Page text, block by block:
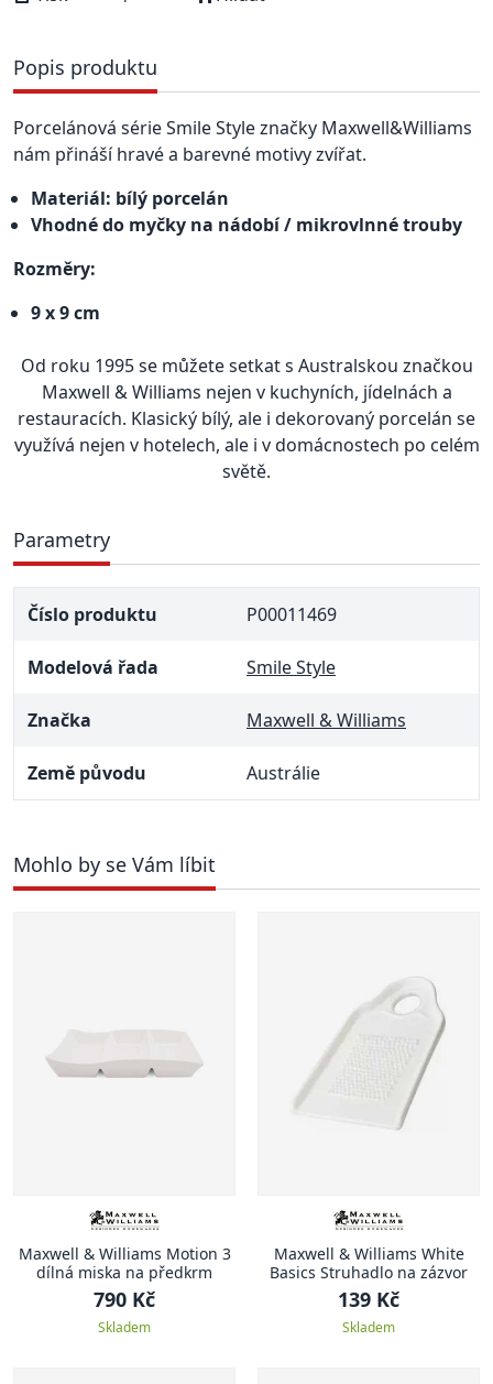
Popis produktu
Porcelánová série Smile Style značky Maxwell&Williams
nám přináší hravé a barevné motivy zvířat.
Materiál: bílý porcelán
Vhodné do myčky na nádobí / mikrovlnné trouby
Rozměry:
9 x 9 cm
Od roku 1995 se můžete setkat s Australskou značkou
Maxwell & Williams nejen v kuchyních, jídelnách a
restauracích. Klasický bílý, ale i dekorovaný porcelán se
využívá nejen v hotelech, ale i v domácnostech po celém
světě.
Parametry
Číslo produktu P00011469
Modelová řada Smile Style
Značka Maxwell & Williams
Země původu Austrálie
Mohlo by se Vám líbit
Maxwell & Williams Motion 3
dílná miska na předkrm
790 Kč
Skladem
Maxwell & Williams White
Basics Struhadlo na zázvor
139 Kč
Skladem